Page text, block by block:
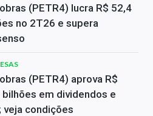
(PETR4) lucra R$ 52,4
no 2T26 e supera
(PETR4) aprova R$
bilhões em dividendos e
veja condições